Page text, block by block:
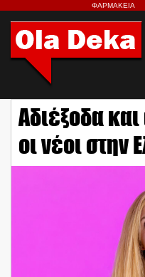
ΦΑΡΜΑΚΕΙΑ
Αδιέξοδα
οι νέοι στην